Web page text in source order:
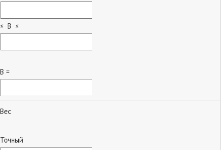
≤ B ≤
B =
Вес
Точный